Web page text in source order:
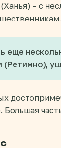
– с
еще
(Ретимно),
Большая